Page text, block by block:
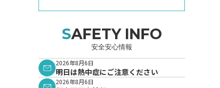
SAFETY INFO
安全安心情報
2026年8月6日
明日は熱中症にご注意ください
2026年8月6日